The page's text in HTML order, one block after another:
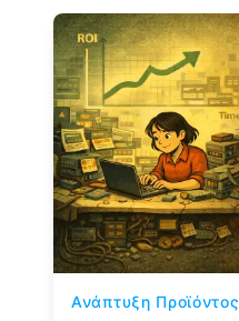
Ανάπτυξη Προϊόντος